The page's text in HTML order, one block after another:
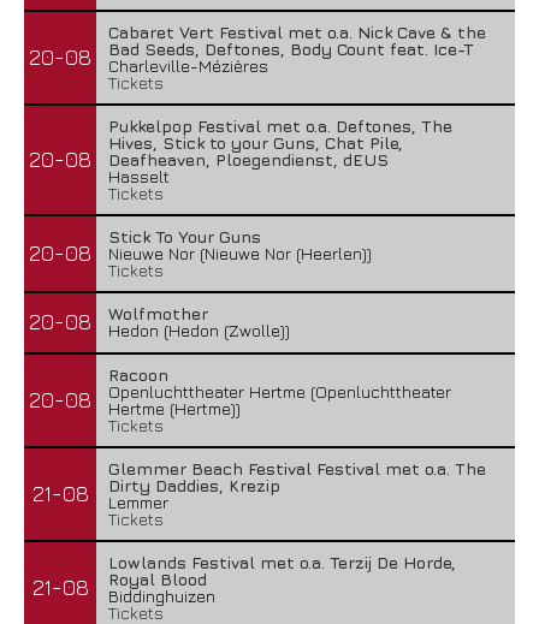
20-08
Cabaret Vert Festival met o.a. Nick Cave & the
Bad Seeds, Deftones, Body Count feat. Ice-T
Charleville-Mézières
Tickets
20-08
Pukkelpop Festival met o.a. Deftones, The
Hives, Stick to your Guns, Chat Pile,
Deafheaven, Ploegendienst, dEUS
Hasselt
Tickets
20-08
Stick To Your Guns
Nieuwe Nor (Nieuwe Nor (Heerlen))
Tickets
20-08
Wolfmother
Hedon (Hedon (Zwolle))
20-08
Racoon
Openluchttheater Hertme (Openluchttheater
Hertme (Hertme))
Tickets
21-08
Glemmer Beach Festival Festival met o.a. The
Dirty Daddies, Krezip
Lemmer
Tickets
21-08
Lowlands Festival met o.a. Terzij De Horde,
Royal Blood
Biddinghuizen
Tickets